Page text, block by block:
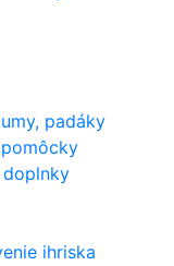
padáky
ihriska